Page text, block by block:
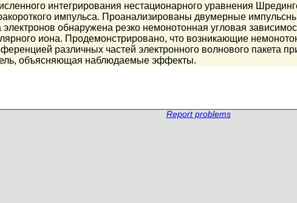
интегрирования нестационарного уравнения
импульса. Проанализированы двумерные
обнаружена резко немонотонная угловая
иона. Продемонстрировано, что возникающие
различных частей электронного волнового пакета
объясняющая наблюдаемые эффекты.
Report problems